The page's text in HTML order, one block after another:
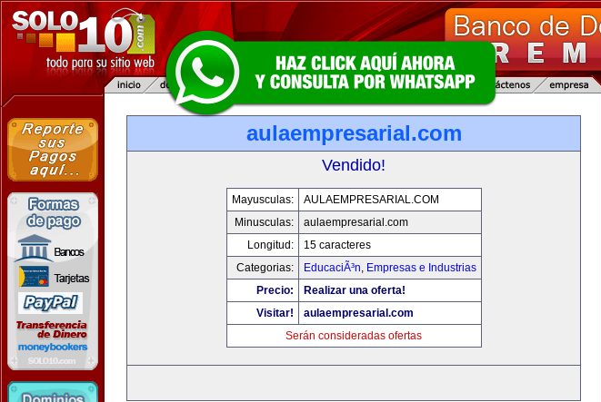
aulaempresarial.com
Vendido!
Mayusculas:
AULAEMPRESARIAL.COM
Minusculas:
aulaempresarial.com
Longitud:
15 caracteres
Categorias:
EducaciÃ³n, Empresas e Industrias
Precio:
Realizar una oferta!
Visitar!
aulaempresarial.com
Serán consideradas ofertas